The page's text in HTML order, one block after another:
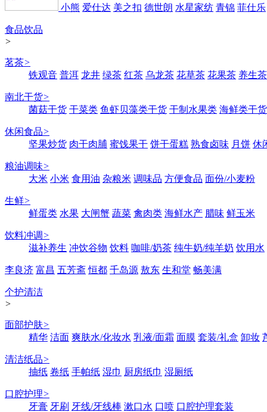
小熊 爱仕达 美之扣 德世朗 水星家纺 青锦 菲仕乐
食品饮品
>
茗茶>
铁观音 普洱 龙井 绿茶 红茶 乌龙茶 花草茶 花果茶 养生茶
南北干货>
菌菇干货 干菜类 鱼虾贝藻类干货 干制水果类 海鲜类干货
休闲食品>
坚果炒货 肉干肉脯 蜜饯果干 饼干蛋糕 熟食卤味 月饼 休
粮油调味>
大米 小米 食用油 杂粮米 调味品 方便食品 面份/小麦粉
生鲜>
鲜蛋类 水果 大闸蟹 蔬菜 禽肉类 海鲜水产 腊味 鲜玉米
饮料冲调>
滋补养生 冲饮谷物 饮料 咖啡/奶茶 纯牛奶/纯羊奶 饮用水
李良济 富昌 五芳斋 恒都 千岛源 敖东 生和堂 畅美满
个护清洁
>
面部护肤>
精华 洁面 爽肤水/化妆水 乳液/面霜 面膜 套装/礼盒 卸妆
清洁纸品>
抽纸 卷纸 手帕纸 湿巾 厨房纸巾 湿厕纸
口腔护理>
牙膏 牙刷 牙线/牙线棒 漱口水 口喷 口腔护理套装